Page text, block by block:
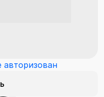
авторизован